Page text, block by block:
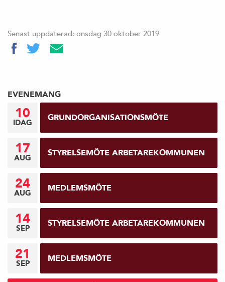
Senast uppdaterad: onsdag 30 oktober 2019
EVENEMANG
10
IDAG GRUNDORGANISATIONSMÖTE
17
AUG STYRELSEMÖTE ARBETAREKOMMUNEN
24
AUG MEDLEMSMÖTE
14
SEP STYRELSEMÖTE ARBETAREKOMMUNEN
21
SEP MEDLEMSMÖTE